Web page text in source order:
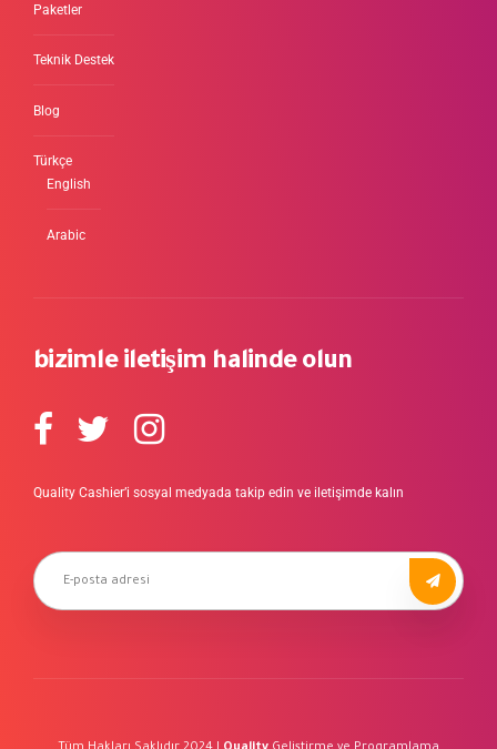
Paketler
Teknik Destek
Blog
Türkçe
English
Arabic
bizimle iletişim halinde olun
Quality Cashier’i sosyal medyada takip edin ve iletişimde kalın